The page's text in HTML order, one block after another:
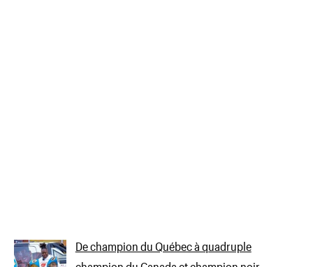
De champion du Québec à quadruple